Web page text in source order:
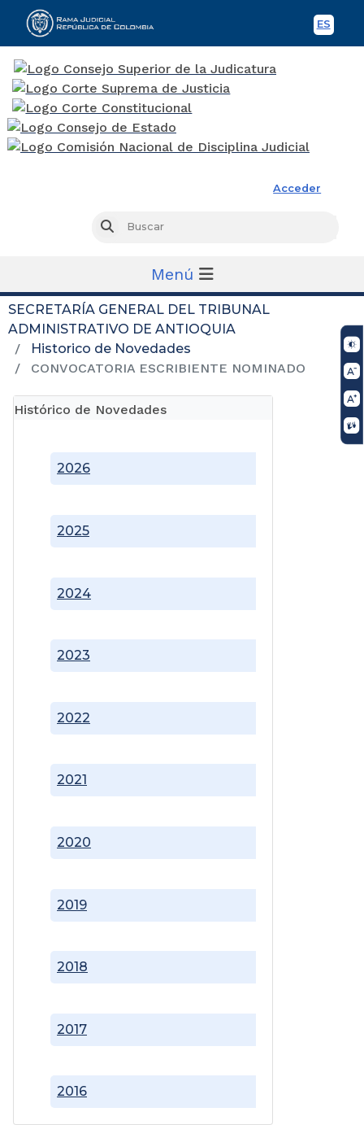
ES
Acceder
Buscar
Menú
SECRETARÍA GENERAL DEL TRIBUNAL
ADMINISTRATIVO DE ANTIOQUIA
Historico de Novedades
CONVOCATORIA ESCRIBIENTE NOMINADO
Histórico de Novedades
2016
2017
2018
2019
2020
2021
2022
2023
2024
2025
2026